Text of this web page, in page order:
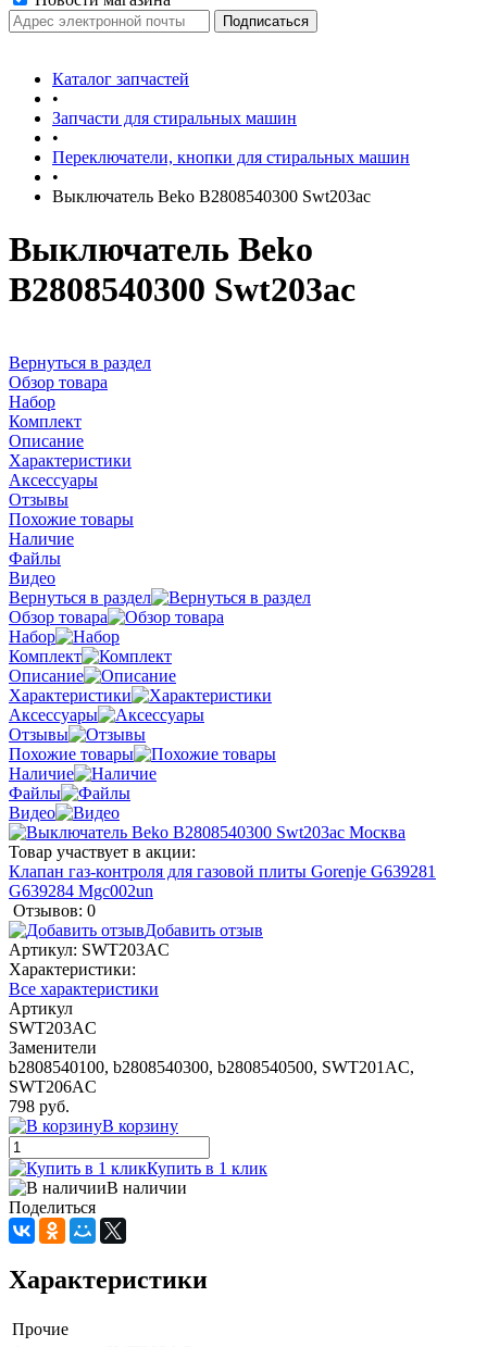
Каталог запчастей
•
Запчасти для стиральных машин
•
Переключатели, кнопки для стиральных машин
•
Выключатель Beko B2808540300 Swt203ac
Выключатель Beko
B2808540300 Swt203ac
Вернуться в раздел
Обзор товара
Набор
Комплект
Описание
Характеристики
Аксессуары
Отзывы
Похожие товары
Наличие
Файлы
Видео
Вернуться в раздел
Обзор товара
Набор
Комплект
Описание
Характеристики
Аксессуары
Отзывы
Похожие товары
Наличие
Файлы
Видео
Товар участвует в акции:
Клапан газ-контроля для газовой плиты Gorenje G639281
G639284 Mgc002un
Отзывов: 0
Добавить отзыв
Артикул: SWT203AC
Характеристики:
Все характеристики
Артикул
SWT203AC
Заменители
b2808540100, b2808540300, b2808540500, SWT201AC,
SWT206AC
798 руб.
В корзину
Купить в 1 клик
В наличии
Поделиться
Характеристики
Прочие